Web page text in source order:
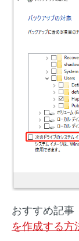
おすすめ記事
を作成する方